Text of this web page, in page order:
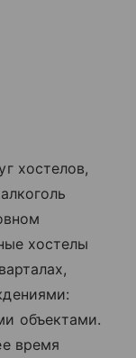
хостелов,
хостелы
объектами.
время